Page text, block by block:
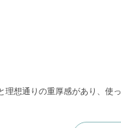
想通りの重厚感があり、使